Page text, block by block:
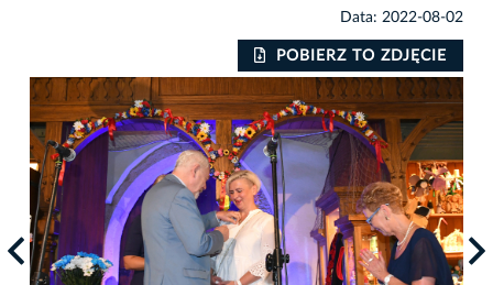
Data: 2022-08-02
POBIERZ TO ZDJĘCIE